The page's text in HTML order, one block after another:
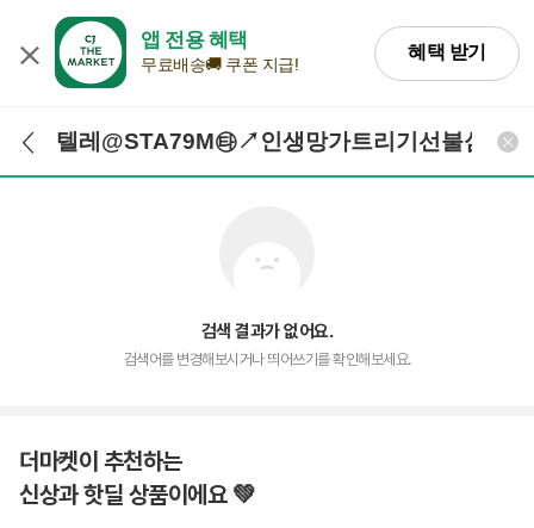
앱 전용 혜택
무료배송🚚 쿠폰 지급!
혜택 받기
검색어 입력 검
검색 결과가 없어요.
검색어를 변경해보시거나 띄어쓰기를 확인해보세요.
더마켓이 추천하는
신상과 핫딜 상품이에요 💚